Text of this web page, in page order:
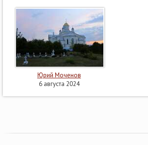
Юрий Моченов
6 августа 2024